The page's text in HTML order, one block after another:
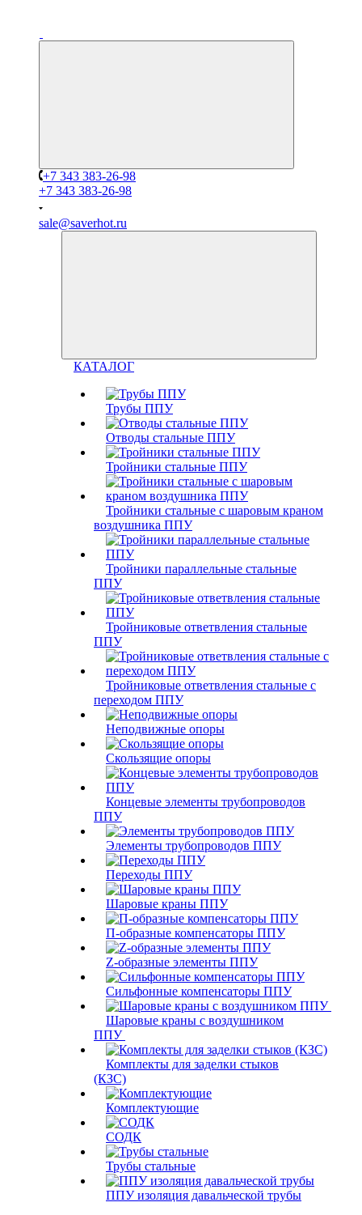
+7 343 383-26-98
+7 343 383-26-98
sale@saverhot.ru
КАТАЛОГ
Трубы ППУ
Отводы стальные ППУ
Тройники стальные ППУ
Тройники стальные с шаровым краном
воздушника ППУ
Тройники параллельные стальные
ППУ
Тройниковые ответвления стальные
ППУ
Тройниковые ответвления стальные с
переходом ППУ
Неподвижные опоры
Скользящие опоры
Концевые элементы трубопроводов
ППУ
Элементы трубопроводов ППУ
Переходы ППУ
Шаровые краны ППУ
П-образные компенсаторы ППУ
Z-образные элементы ППУ
Сильфонные компенсаторы ППУ
Шаровые краны с воздушником
ППУ
Комплекты для заделки стыков
(КЗС)
Комплектующие
СОДК
Трубы стальные
ППУ изоляция давальческой трубы